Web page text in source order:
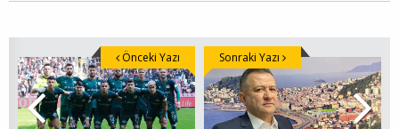
Önceki Yazı Sonraki Yazı